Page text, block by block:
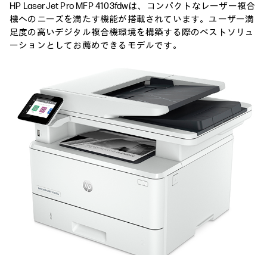
HP LaserJet Pro MFP 4103fdwは、コンパクトなレーザー複合
機へのニーズを満たす機能が搭載されています。ユーザー満
足度の高いデジタル複合機環境を構築する際のベストソリュ
ーションとしてお薦めできるモデルです。